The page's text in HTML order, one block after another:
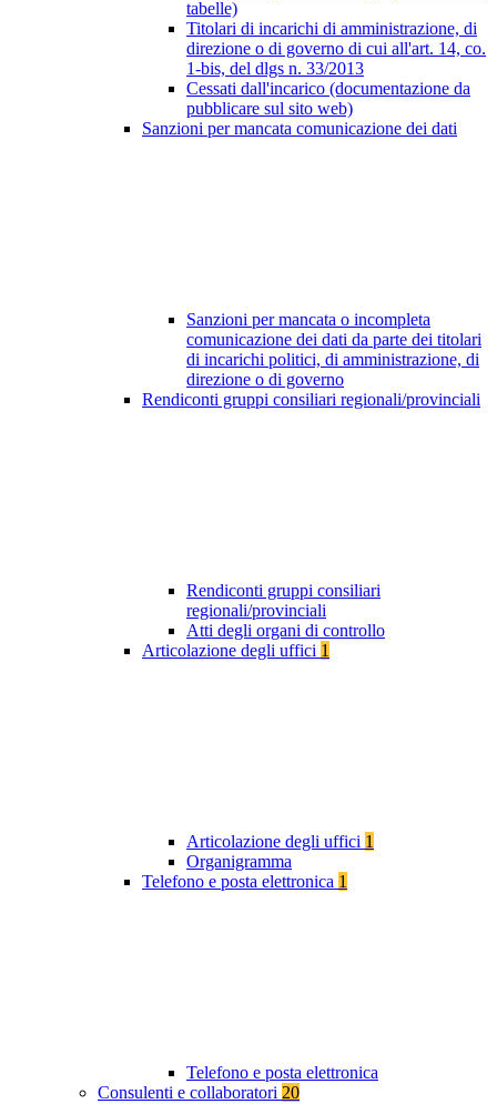
tabelle)
Titolari di incarichi di amministrazione, di
direzione o di governo di cui all'art. 14, co.
1-bis, del dlgs n. 33/2013
Cessati dall'incarico (documentazione da
pubblicare sul sito web)
Sanzioni per mancata comunicazione dei dati
Sanzioni per mancata o incompleta
comunicazione dei dati da parte dei titolari
di incarichi politici, di amministrazione, di
direzione o di governo
Rendiconti gruppi consiliari regionali/provinciali
Rendiconti gruppi consiliari
regionali/provinciali
Atti degli organi di controllo
Articolazione degli uffici 1
Articolazione degli uffici 1
Organigramma
Telefono e posta elettronica 1
Telefono e posta elettronica
Consulenti e collaboratori 20